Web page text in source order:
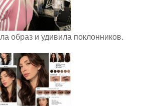
образ и удивила поклонников.